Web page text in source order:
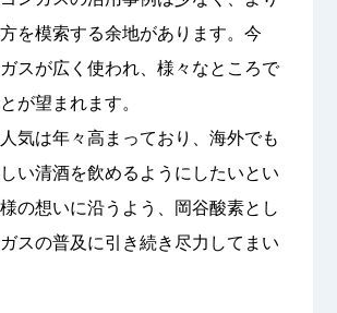
を模索する余地があります。今
スが広く使われ、様々なところで
が望まれます。
気は年々高まっており、海外でも
い清酒を飲めるようにしたいとい
の想いに沿うよう、岡谷酸素とし
スの普及に引き続き尽力してまい